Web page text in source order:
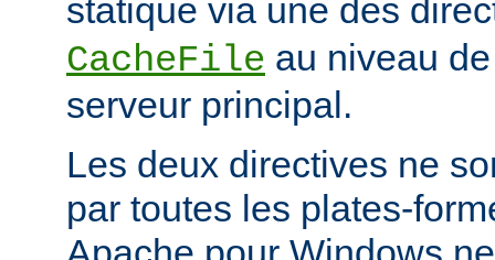
statique via une des
CacheFile au niveau
serveur principal.
Les deux directives ne
par toutes les plates-